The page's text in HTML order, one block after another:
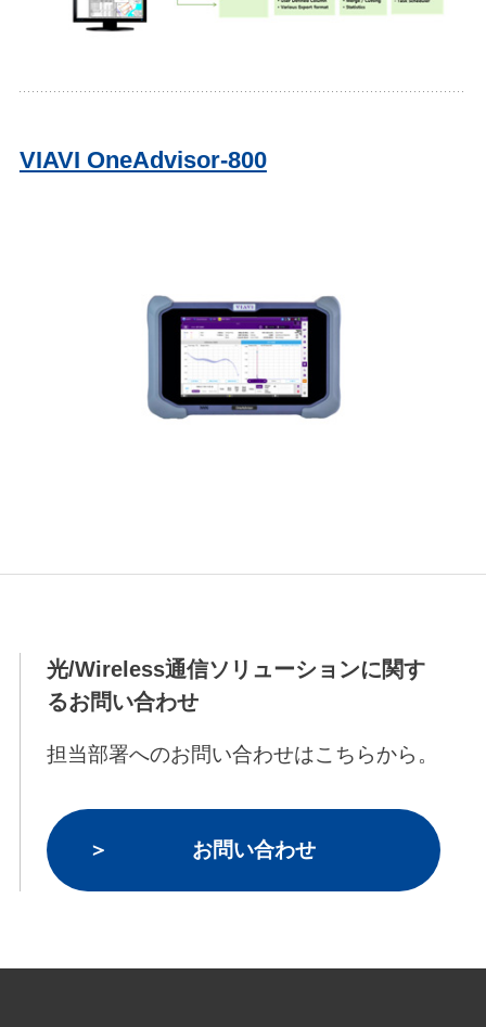
VIAVI OneAdvisor-800
光/Wireless通信ソリューションに関す
るお問い合わせ
担当部署へのお問い合わせはこちらから。
お問い合わせ